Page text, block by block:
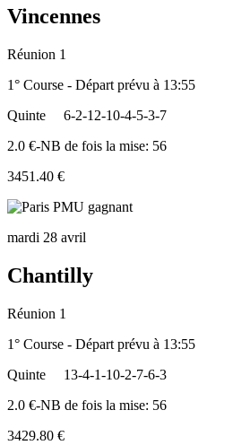
Vincennes
Réunion 1
1° Course - Départ prévu à 13:55
Quinte
6-2-12-10-4-5-3-7
2.0 €-NB de fois la mise: 56
3451.40 €
mardi 28 avril
Chantilly
Réunion 1
1° Course - Départ prévu à 13:55
Quinte
13-4-1-10-2-7-6-3
2.0 €-NB de fois la mise: 56
3429.80 €